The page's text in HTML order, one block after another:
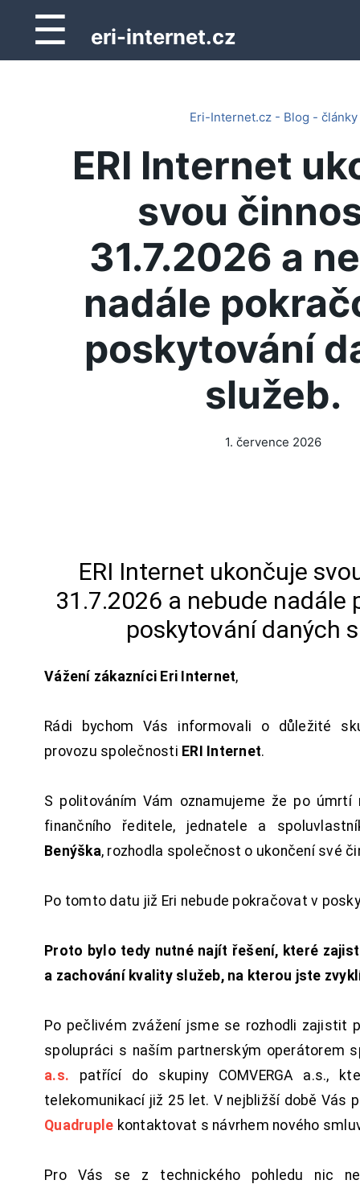
☰ eri-internet.cz
Eri-Internet.cz - Blog - články
ERI Internet
svou
31.7.2026 a
nadále
poskytování
služeb.
1. července 2026
ERI Internet ukončuje
31.7.2026 a nebude nadále
poskytování daných
Vážení zákazníci Eri Internet,
Rádi bychom Vás informovali o důležité
provozu společnosti ERI Internet.
S politováním Vám oznamujeme že po úmrtí
finančního ředitele, jednatele a
Benýška, rozhodla společnost o ukončení své
Po tomto datu již Eri nebude pokračovat v
Proto bylo tedy nutné najít řešení, které
a zachování kvality služeb, na kterou jste
Po pečlivém zvážení jsme se rozhodli zajistit
spolupráci s naším partnerským operátorem
a.s. patřící do skupiny COMVERGA a.s.,
telekomunikací již 25 let. V nejbližší době Vás
Quadruple kontaktovat s návrhem nového
Pro Vás se z technického pohledu nic